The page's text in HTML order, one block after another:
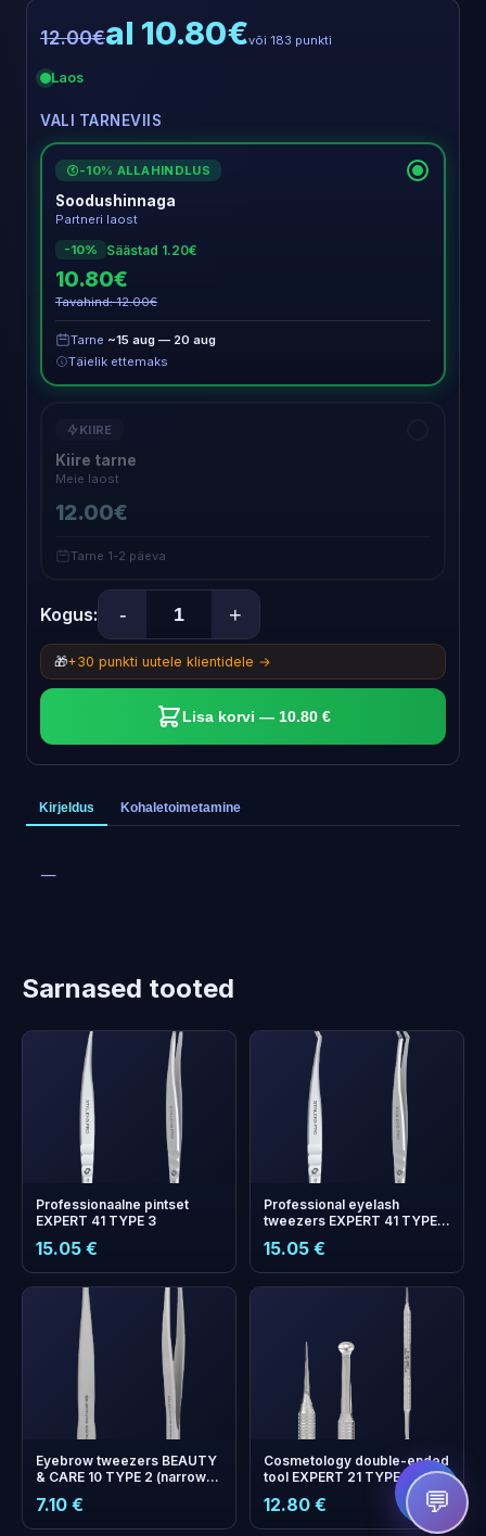
12.00€al 10.80€või 183 punkti
Laos
VALI TARNEVIIS
€ -10% ALLAHINDLUS
Soodushinnaga
Partneri laost
-10%
Säästad 1.20€
10.80€
Tavahind: 12.00€
Tarne ~15 aug — 20 aug
Täielik ettemaks
KIIRE
Kiire tarne
Meie laost
12.00€
Tarne 1-2 päeva
Kogus: - +
🎁+30 punkti uutele klientidele →
Lisa korvi — 10.80 €
Kirjeldus Kohaletoimetamine
—
Sarnased tooted
Professionaalne pintset
EXPERT 41 TYPE 3
15.05 €
Professional eyelash
tweezers EXPERT 41 TYPE 9
15.05 €
Eyebrow tweezers BEAUTY
& CARE 10 TYPE 2 (narrow
7.10 €
Cosmetology double-ended
tool EXPERT 21 TYPE 4 (Uno
spoon with larger hole size
and Vidal needle straight)
12.80 €
+ boonuspunkti
Kogu ja säästa järgmisel
💬